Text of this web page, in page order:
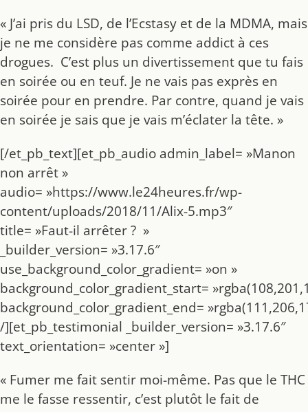
« J’ai pris du LSD, de l’Ecstasy et de la MDMA, mais
je ne me considère pas comme addict à ces
drogues. C’est plus un divertissement que tu fais
en soirée ou en teuf. Je ne vais pas exprès en
soirée pour en prendre. Par contre, quand je vais
en soirée je sais que je vais m’éclater la tête. »
[/et_pb_text][et_pb_audio admin_label= »Manon
non arrêt »
audio= »https://www.le24heures.fr/wp-
content/uploads/2018/11/Alix-5.mp3″
title= »Faut-il arrêter ? »
_builder_version= »3.17.6″
use_background_color_gradient= »on »
background_color_gradient_start=
background_color_gradient_end=
/][et_pb_testimonial _builder_version= »3.17.6″
text_orientation= »center »]
« Fumer me fait sentir moi-même. Pas que le THC
me le fasse ressentir, c’est plutôt le fait de